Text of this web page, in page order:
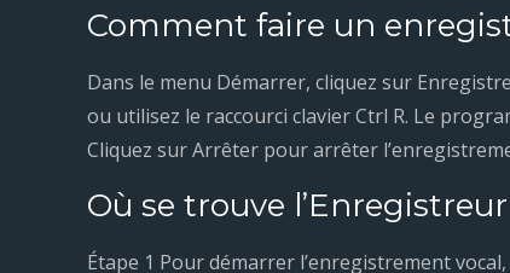
Comment faire un
Dans le menu Démarrer, cliquez sur
ou utilisez le raccourci clavier Ctrl R. Le
Cliquez sur Arrêter pour arrêter
Où se trouve
Étape 1 Pour démarrer l’enregistrement